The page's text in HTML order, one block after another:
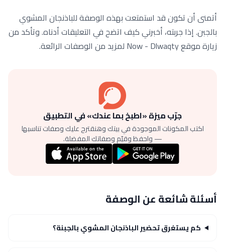
أتمنى أن تكون قد استمتعت بهذه الوصفة للباذنجان المشوي
بالجبن. إذا جربته، أخبرني كيف اتضح في التعليقات أدناه. وتأكد من
زيارة موقع Now - Dlwaqty لمزيد من الوصفات الرائعة.
جرّب ميزة «اطبخ بما عندك» في التطبيق
اكتب المكونات الموجودة في بيتك وهنقترح عليك وصفات تناسبها
— واحفظ وقيّم وصفاتك المفضلة.
أسئلة شائعة عن الوصفة
كم يستغرق تحضير الباذنجان المشوي بالجبنة؟